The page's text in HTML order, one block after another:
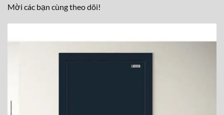
Mời các bạn cùng theo dõi!